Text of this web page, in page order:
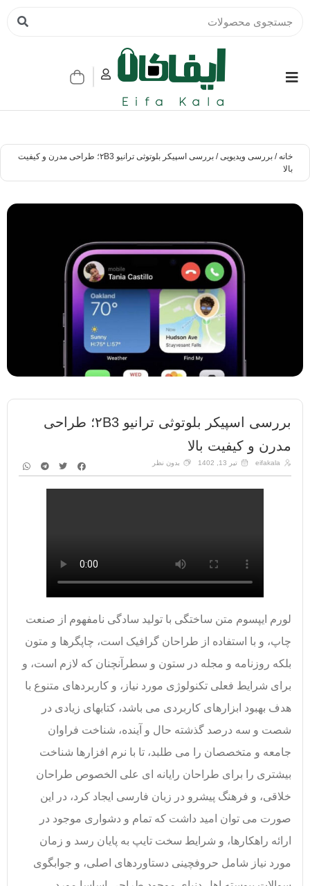
خانه / بررسی ویدیویی
/ بررسی اسپیکر بلوتوثی ترانیو ۲B3؛ طراحی مدرن و کیفیت
بالا
بررسی اسپیکر بلوتوثی ترانیو ۲B3؛ طراحی
مدرن و کیفیت بالا
eifakala تیر 13, 1402 بدون نظر
لورم ایپسوم متن ساختگی با تولید سادگی نامفهوم از صنعت
چاپ، و با استفاده از طراحان گرافیک است، چاپگرها و متون
بلکه روزنامه و مجله در ستون و سطرآنچنان که لازم است، و
برای شرایط فعلی تکنولوژی مورد نیاز، و کاربردهای متنوع با
هدف بهبود ابزارهای کاربردی می باشد، کتابهای زیادی در
شصت و سه درصد گذشته حال و آینده، شناخت فراوان
جامعه و متخصصان را می طلبد، تا با نرم افزارها شناخت
بیشتری را برای طراحان رایانه ای علی الخصوص طراحان
خلاقی، و فرهنگ پیشرو در زبان فارسی ایجاد کرد، در این
صورت می توان امید داشت که تمام و دشواری موجود در
ارائه راهکارها، و شرایط سخت تایپ به پایان رسد و زمان
مورد نیاز شامل حروفچینی دستاوردهای اصلی، و جوابگوی